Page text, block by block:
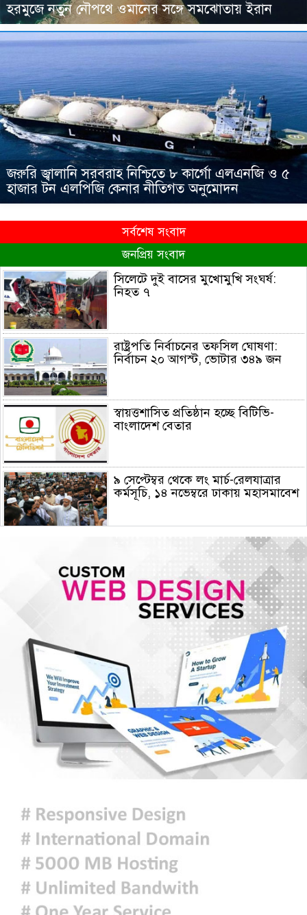
হরমুজে নতুন নৌপথে ওমানের সঙ্গে সমঝোতায় ইরান
জরুরি জ্বালানি সরবরাহ নিশ্চিতে ৮ কার্গো এলএনজি ও ৫
হাজার টন এলপিজি কেনার নীতিগত অনুমোদন
সর্বশেষ সংবাদ
জনপ্রিয় সংবাদ
সিলেটে দুই বাসের মুখোমুখি সংঘর্ষ:
নিহত ৭
রাষ্ট্রপতি নির্বাচনের তফসিল ঘোষণা:
নির্বাচন ২০ আগস্ট, ভোটার ৩৪৯ জন
স্বায়ত্তশাসিত প্রতিষ্ঠান হচ্ছে বিটিভি-
বাংলাদেশ বেতার
৯ সেপ্টেম্বর থেকে লং মার্চ-রেলযাত্রার
কর্মসূচি, ১৪ নভেম্বরে ঢাকায় মহাসমাবেশ
হরমুজে নতুন নৌপথে ওমানের সঙ্গে
জরুরি জ্বালানি সরবরাহ নিশ্চিতে ৮ কার্গো
এলএনজি ও ৫ হাজার টন এলপিজি
কেনার নীতিগত অনুমোদন
নদী দূষণ রোধে সমন্বিত পদক্ষেপ গ্রহণে
অবহেলার কোনো সুযোগ নেই : প্রধানমন্ত্রী
ঢাকা সহ ৭ অঞ্চলে দমকা বা ঝড়ো
হাওয়াসহ বৃষ্টি কিংবা বজ্রসহ বৃষ্টি হতে
আজকের রাশিফল
হাসিনাকে বক্তব্যের সুযোগ দিয়ে জুলাই
শহীদদের অসম্মান করেছে ভারত: রিজভী